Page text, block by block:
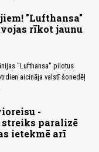
"Lufthansa"
rīkot jaunu
"Lufthansa" pilotus
aicināja valstī šonedēļ
-
paralizē
ietekmē arī